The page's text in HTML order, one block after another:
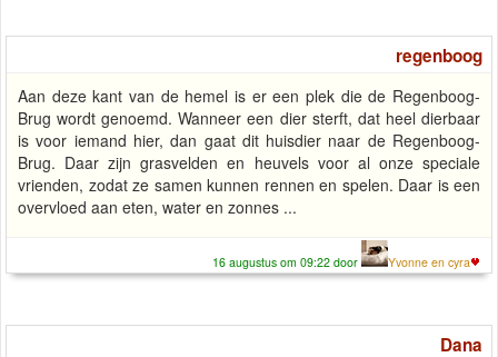
regenboog
Aan deze kant van de hemel is er een plek die de Regenboog-
Brug wordt genoemd. Wanneer een dier sterft, dat heel dierbaar
is voor iemand hier, dan gaat dit huisdier naar de Regenboog-
Brug. Daar zijn grasvelden en heuvels voor al onze speciale
vrienden, zodat ze samen kunnen rennen en spelen. Daar is een
overvloed aan eten, water en zonnes ...
16 augustus om 09:22 door Yvonne en cyra
Dana